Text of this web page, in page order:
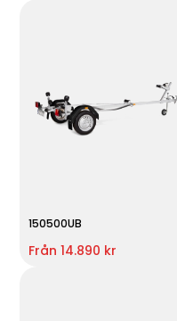
150500UB
Från 14.890 kr